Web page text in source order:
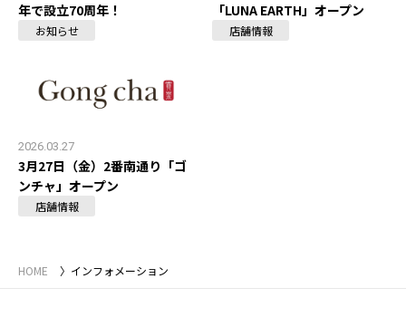
年で設立70周年！
お知らせ
「LUNA EARTH」オープン
店舗情報
2026.03.27
3月27日（金）2番南通り「ゴ
ンチャ」オープン
店舗情報
HOME インフォメーション